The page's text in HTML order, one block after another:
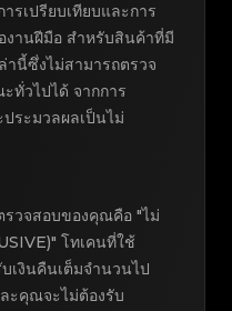
รเปรียบเทียบและการ
งานฝีมือ สำหรับสินค้าที่มี
านี้ซึ่งไม่สามารถตรวจ
วไปได้ จากการ
ระมวลผลเป็นไม่
วจสอบของคุณคือ "ไม่
โทเคนที่ใช้
เงินคืนเต็มจำนวนไป
ะคุณจะไม่ต้องรับ